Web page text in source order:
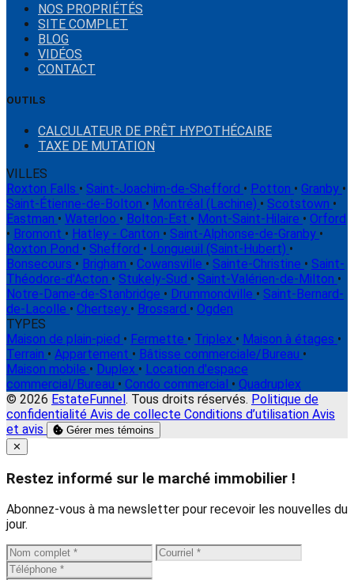
NOS PROPRIÉTÉS
SITE COMPLET
BLOG
VIDÉOS
CONTACT
OUTILS
CALCULATEUR DE PRÊT HYPOTHÉCAIRE
TAXE DE MUTATION
VILLES
Roxton Falls • Saint-Joachim-de-Shefford • Potton • Granby •
Saint-Étienne-de-Bolton • Montréal (Lachine) • Scotstown •
Eastman • Waterloo • Bolton-Est • Mont-Saint-Hilaire • Orford
• Bromont • Hatley - Canton • Saint-Alphonse-de-Granby •
Roxton Pond • Shefford • Longueuil (Saint-Hubert) •
Bonsecours • Brigham • Cowansville • Sainte-Christine • Saint-
Théodore-d'Acton • Stukely-Sud • Saint-Valérien-de-Milton •
Notre-Dame-de-Stanbridge • Drummondville • Saint-Bernard-
de-Lacolle • Chertsey • Brossard • Ogden
TYPES
Maison de plain-pied • Fermette • Triplex • Maison à étages •
Terrain • Appartement • Bâtisse commerciale/Bureau •
Maison mobile • Duplex • Location d'espace
commercial/Bureau • Condo commercial • Quadruplex
© 2026 EstateFunnel. Tous droits réservés. Politique de
confidentialité Avis de collecte Conditions d’utilisation Avis
et avis
Gérer mes témoins
Close
✕
Restez informé sur le marché immobilier !
Abonnez-vous à ma newsletter pour recevoir les nouvelles du
jour.